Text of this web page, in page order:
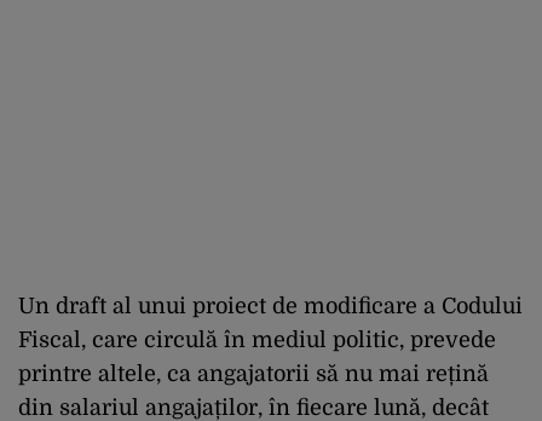
Un draft al unui proiect de modificare a Codului
Fiscal, care circulă în mediul politic, prevede
printre altele, ca angajatorii să nu mai rețină
din salariul angajaților, în fiecare lună, decât